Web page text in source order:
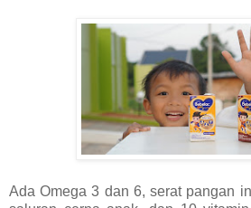
Ada Omega 3 dan 6, serat pangan